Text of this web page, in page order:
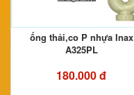
ống thải,co P nhựa Inax
A325PL
180.000 đ